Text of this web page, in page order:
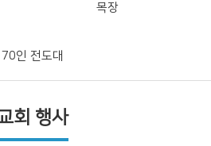
목장
70인 전도대
회 행사